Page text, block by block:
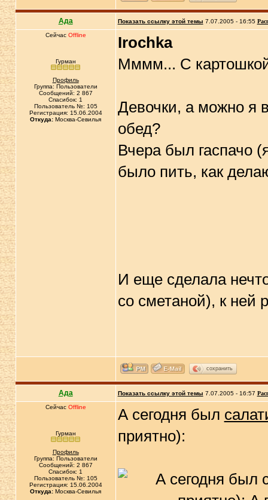
Ада Показать ссылку этой темы 7.07.2005 - 16:55
Сейчас Offline
Гурман
Профиль
Группа: Пользователи
Сообщений: 2 867
Спасибок: 1
Пользователь №: 105
Регистрация: 15.06.2004
Откуда: Москва-Севилья
Irochka
Мммм... С
Девочки, а можно я
обед?
Вчера был гаспачо
было пить, как
И еще сделала
со сметаной), к ней
сохранить
Ада Показать ссылку этой темы 7.07.2005 - 16:57
Сейчас Offline
Гурман
Профиль
Группа: Пользователи
Сообщений: 2 867
Спасибок: 1
Пользователь №: 105
Регистрация: 15.06.2004
Откуда: Москва-Севилья
А сегодня был
приятно):